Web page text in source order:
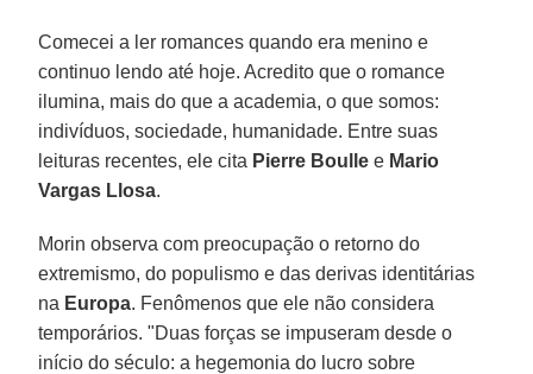
Comecei a ler romances quando era menino e
continuo lendo até hoje. Acredito que o romance
ilumina, mais do que a academia, o que somos:
indivíduos, sociedade, humanidade. Entre suas
leituras recentes, ele cita Pierre Boulle e Mario
Vargas Llosa.
Morin observa com preocupação o retorno do
extremismo, do populismo e das derivas identitárias
na Europa. Fenômenos que ele não considera
temporários. "Duas forças se impuseram desde o
início do século: a hegemonia do lucro sobre